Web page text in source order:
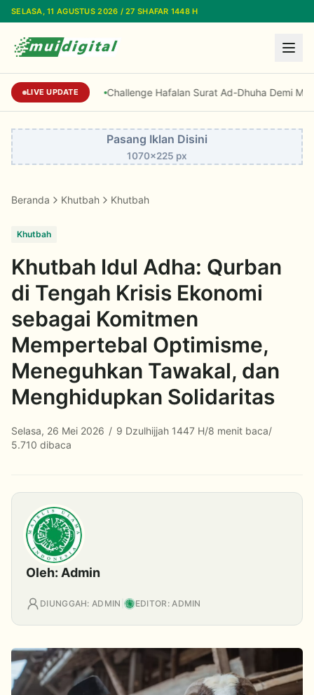
Lewati ke konten utama
SELASA, 11 AGUSTUS 2026 / 27 SHAFAR 1448 H
LIVE UPDATE Challenge Hafalan Surat Ad-Dhuha Demi
Pasang Iklan Disini
1070x225 px
Beranda Khutbah Khutbah
Khutbah
Khutbah Idul Adha: Qurban
di Tengah Krisis Ekonomi
sebagai Komitmen
Mempertebal Optimisme,
Meneguhkan Tawakal, dan
Menghidupkan Solidaritas
Selasa, 26 Mei 2026 / 9 Dzulhijjah 1447 H/8 menit baca/
5.710 dibaca
Oleh: Admin
DIUNGGAH: ADMIN EDITOR: ADMIN